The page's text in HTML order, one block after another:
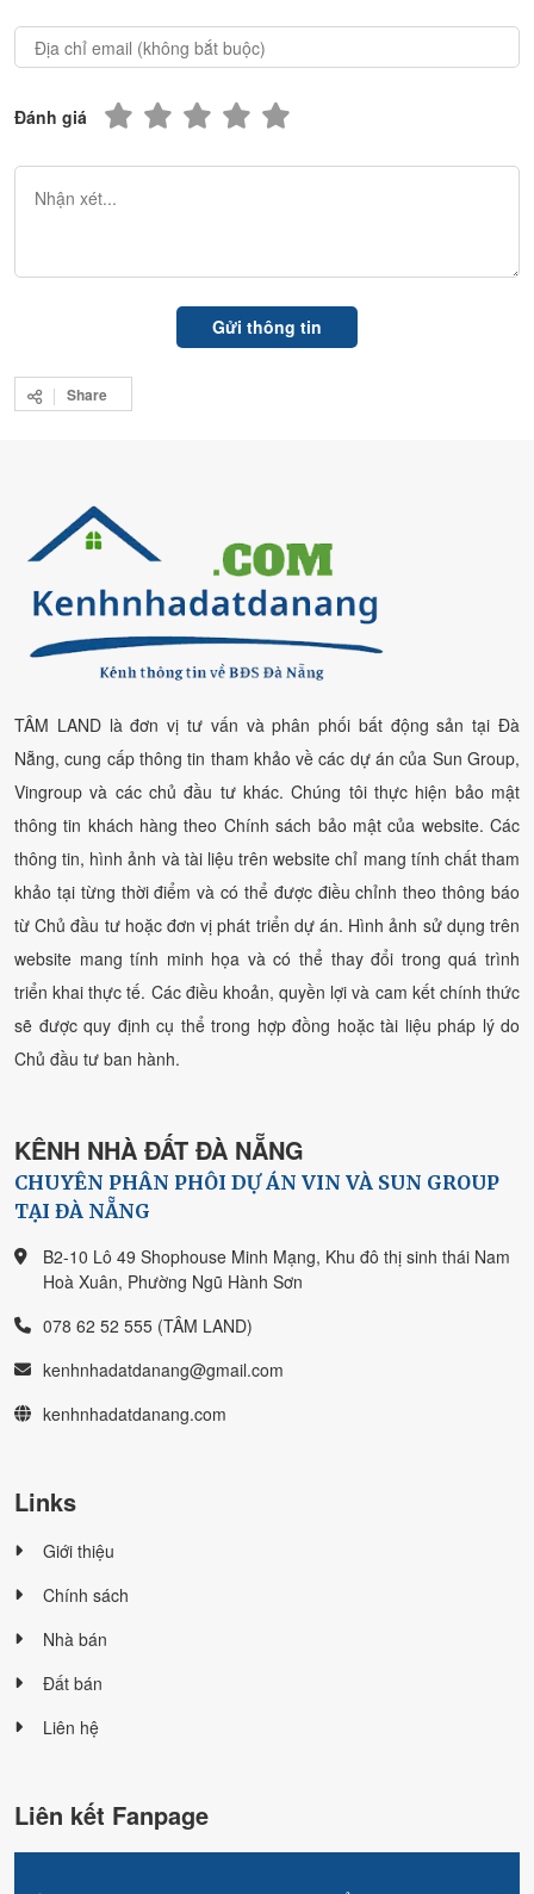
Đánh giá
Share
TÂM LAND là đơn vị tư vấn và phân phối bất động sản tại Đà
Nẵng, cung cấp thông tin tham khảo về các dự án của Sun Group,
Vingroup và các chủ đầu tư khác. Chúng tôi thực hiện bảo mật
thông tin khách hàng theo Chính sách bảo mật của website. Các
thông tin, hình ảnh và tài liệu trên website chỉ mang tính chất tham
khảo tại từng thời điểm và có thể được điều chỉnh theo thông báo
từ Chủ đầu tư hoặc đơn vị phát triển dự án. Hình ảnh sử dụng trên
website mang tính minh họa và có thể thay đổi trong quá trình
triển khai thực tế. Các điều khoản, quyền lợi và cam kết chính thức
sẽ được quy định cụ thể trong hợp đồng hoặc tài liệu pháp lý do
Chủ đầu tư ban hành.
KÊNH NHÀ ĐẤT ĐÀ NẴNG
CHUYÊN PHÂN PHÔI DỰ ÁN VIN VÀ SUN GROUP
TẠI ĐÀ NẴNG
B2-10 Lô 49 Shophouse Minh Mạng, Khu đô thị sinh thái Nam
Hoà Xuân, Phường Ngũ Hành Sơn
078 62 52 555 (TÂM LAND)
kenhnhadatdanang@gmail.com
kenhnhadatdanang.com
Links
Giới thiệu
Chính sách
Nhà bán
Đất bán
Liên hệ
Liên kết Fanpage